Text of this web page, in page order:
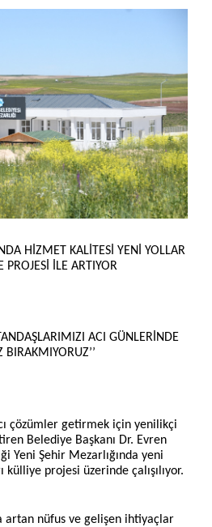
HİZMET KALİTESİ YENİ YOLLAR
PROJESİ İLE ARTIYOR
ACI GÜNLERİNDE
BIRAKMIYORUZ’’
çözümler getirmek için yenilikçi
Belediye Başkanı Dr. Evren
Yeni Şehir Mezarlığında yeni
külliye projesi üzerinde çalışılıyor.
artan nüfus ve gelişen ihtiyaçlar